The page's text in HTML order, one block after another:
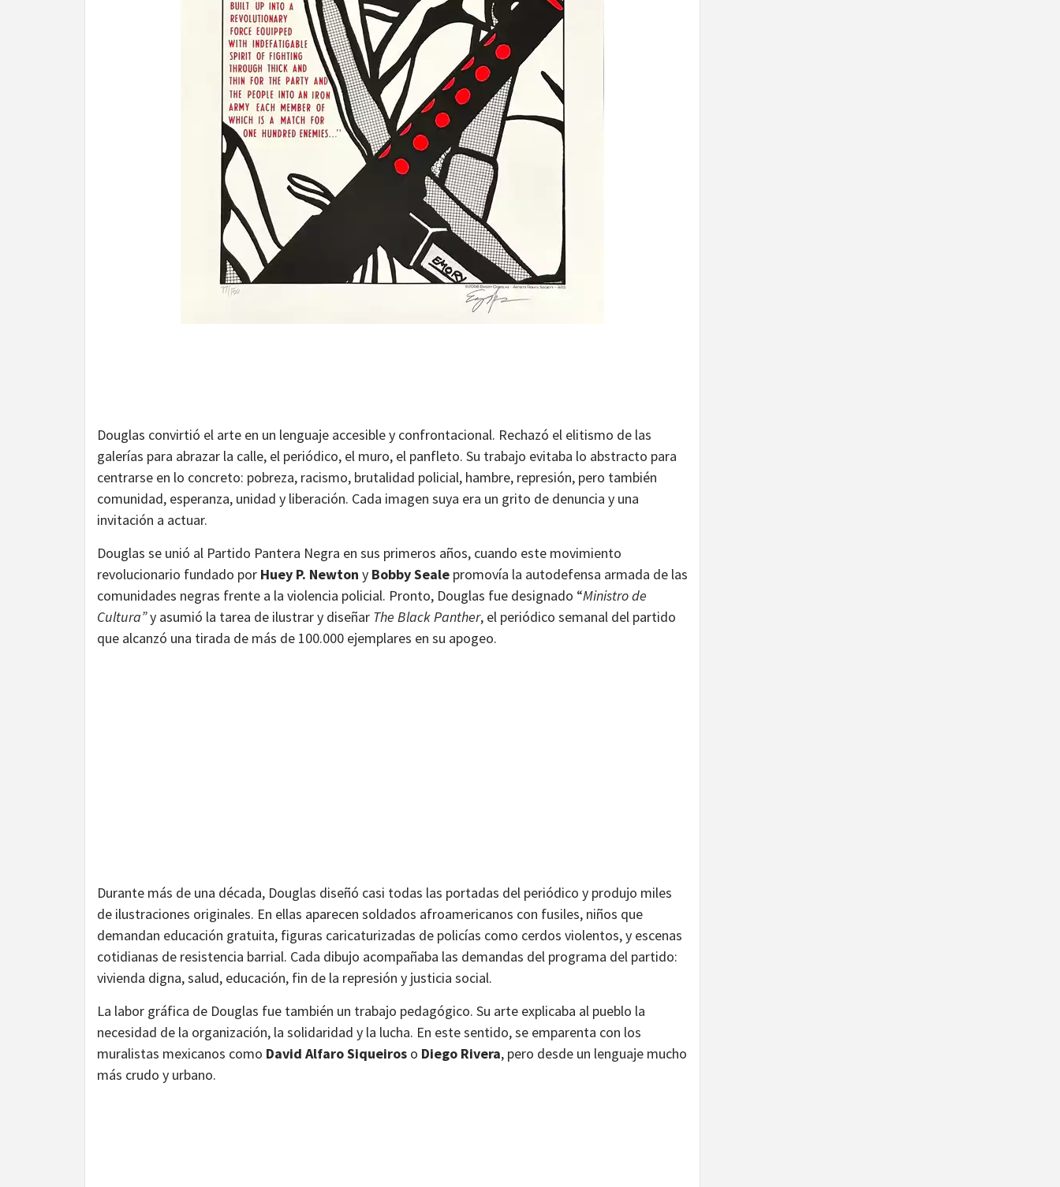
Douglas convirtió el arte en un lenguaje accesible y confrontacional. Rechazó el elitismo de las
galerías para abrazar la calle, el periódico, el muro, el panfleto. Su trabajo evitaba lo abstracto para
centrarse en lo concreto: pobreza, racismo, brutalidad policial, hambre, represión, pero también
comunidad, esperanza, unidad y liberación. Cada imagen suya era un grito de denuncia y una
invitación a actuar.
Douglas se unió al Partido Pantera Negra en sus primeros años, cuando este movimiento
revolucionario fundado por Huey P. Newton y Bobby Seale promovía la autodefensa armada de las
comunidades negras frente a la violencia policial. Pronto, Douglas fue designado “Ministro de
Cultura”y asumió la tarea de ilustrar y diseñar The Black Panther, el periódico semanal del partido
que alcanzó una tirada de más de 100.000 ejemplares en su apogeo.
Durante más de una década, Douglas diseñó casi todas las portadas del periódico y produjo miles
de ilustraciones originales. En ellas aparecen soldados afroamericanos con fusiles, niños que
demandan educación gratuita, figuras caricaturizadas de policías como cerdos violentos, y escenas
cotidianas de resistencia barrial. Cada dibujo acompañaba las demandas del programa del partido:
vivienda digna, salud, educación, fin de la represión y justicia social.
La labor gráfica de Douglas fue también un trabajo pedagógico. Su arte explicaba al pueblo la
necesidad de la organización, la solidaridad y la lucha. En este sentido, se emparenta con los
muralistas mexicanos como David Alfaro Siqueiros o Diego Rivera, pero desde un lenguaje mucho
más crudo y urbano.